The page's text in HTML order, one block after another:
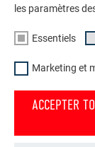
les paramètres
Essentiels
Marketing et
ACCEPTER